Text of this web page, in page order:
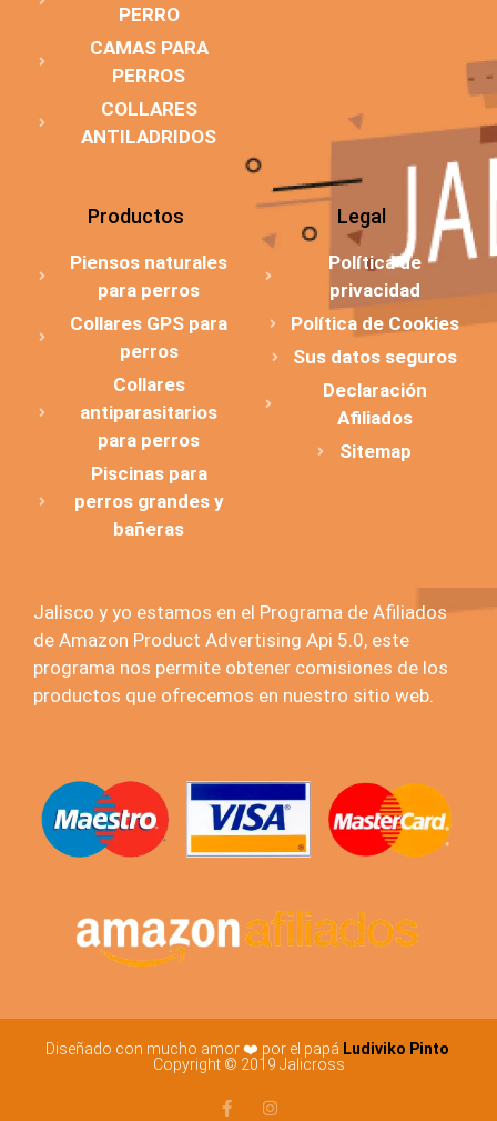
PERRO
CAMAS PARA
PERROS
COLLARES
ANTILADRIDOS
Productos
Piensos naturales
para perros
Collares GPS para
perros
Collares
antiparasitarios
para perros
Piscinas para
perros grandes y
bañeras
Legal
Política de
privacidad
Política de Cookies
Sus datos seguros
Declaración
Afiliados
Sitemap
Jalisco y yo estamos en el Programa de Afiliados
de Amazon Product Advertising Api 5.0, este
programa nos permite obtener comisiones de los
productos que ofrecemos en nuestro sitio web.
Diseñado con mucho amor ❤️ por el papá Ludiviko Pinto
Copyright © 2019 Jalicross